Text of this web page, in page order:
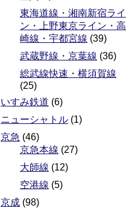
東海道線・湘南新宿ライ
ン・上野東京ライン・高
崎線・宇都宮線 (39)
武蔵野線・京葉線 (36)
総武線快速・横須賀線
(25)
いすみ鉄道 (6)
ニューシャトル (1)
京急 (46)
京急本線 (27)
大師線 (12)
空港線 (5)
京成 (98)